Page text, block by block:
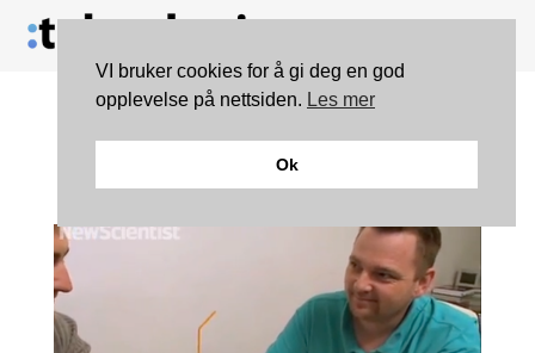
Denne håndprotesen lar
Dennis føle igjen
VI bruker cookies for å gi deg en god
opplevelse på nettsiden. Les mer
Ok